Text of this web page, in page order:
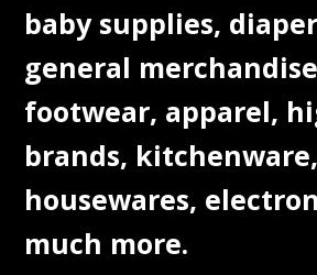
baby supplies,
general
footwear, apparel,
brands, kitchenware,
housewares,
much more.